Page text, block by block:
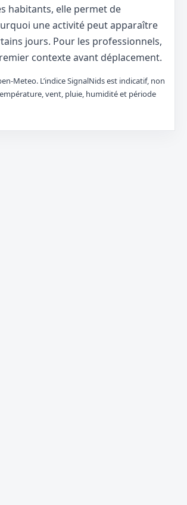
habitants, elle permet de
une activité peut apparaître
jours. Pour les professionnels,
contexte avant déplacement.
Meteo. L’indice SignalNids est indicatif, non
vent, pluie, humidité et période